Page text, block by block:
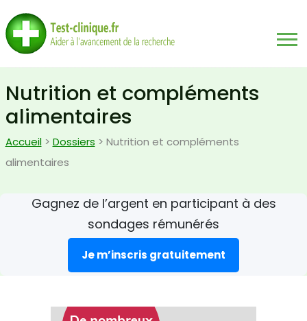
Nutrition et compléments
alimentaires
Accueil> Dossiers > Nutrition et compléments
alimentaires
Gagnez de l’argent en participant à des
sondages rémunérés
Je m’inscris gratuitement